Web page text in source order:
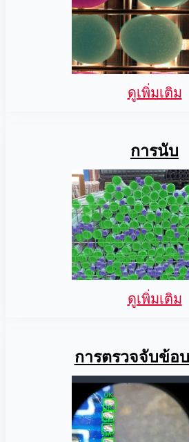
ดูเพิ่มเติม
การนับ
ดูเพิ่มเติม
การตรวจจับข้อ